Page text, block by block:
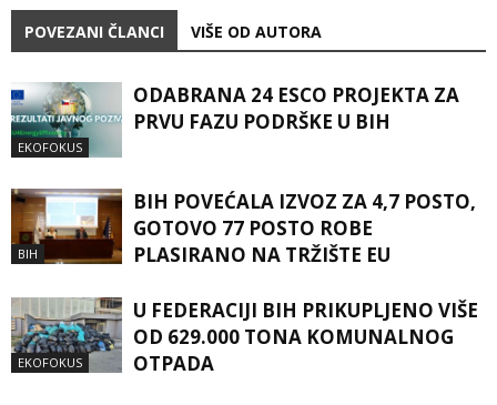
POVEZANI ČLANCI VIŠE OD AUTORA
EKOFOKUS
ODABRANA 24 ESCO PROJEKTA ZA
PRVU FAZU PODRŠKE U BIH
BIH
BIH POVEĆALA IZVOZ ZA 4,7 POSTO,
GOTOVO 77 POSTO ROBE
PLASIRANO NA TRŽIŠTE EU
EKOFOKUS
U FEDERACIJI BIH PRIKUPLJENO VIŠE
OD 629.000 TONA KOMUNALNOG
OTPADA